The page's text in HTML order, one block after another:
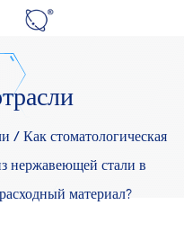
/ Как стоматологическая
нержавеющей стали в
материал?